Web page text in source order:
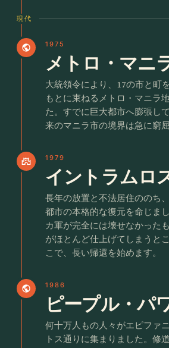
現代
public 1975
メトロ・マニ
大統領令により、17の市と町
もとに束ねるメトロ・マニラ
た。すでに巨大都市へ膨張し
来のマニラ市の境界は急に窮
castle 1979
イントラムロ
長年の放置と不法居住ののち
都市の本格的な復元を命じま
カ軍が完全には壊せなかった
がほとんど仕上げてしまうと
こで、長い帰還を始めます。
public 1986
ピープル・パ
何十万人もの人々がエピファ
トス通りに集まりました。修